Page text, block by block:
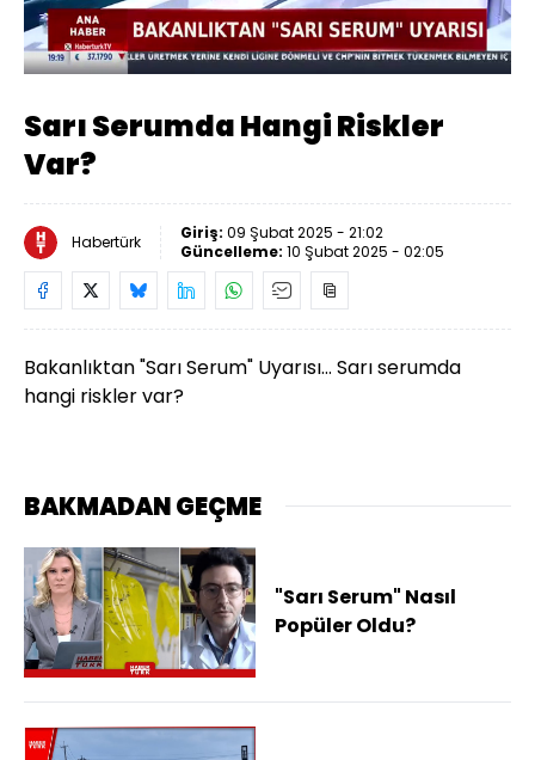
Sesi
Aç
360
Yüklendi:
35.79%
Oynatma
Hızı
Sarı Serumda Hangi Riskler
Var?
Habertürk Giriş: 09 Şubat 2025 - 21:02
Güncelleme: 10 Şubat 2025 - 02:05
Bakanlıktan "Sarı Serum" Uyarısı... Sarı serumda
hangi riskler var?
BAKMADAN GEÇME
"Sarı Serum" Nasıl
Popüler Oldu?